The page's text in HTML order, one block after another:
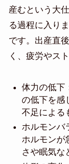
産むという大
る過程に入り
です。出産直
く、疲労やス
体力の低下
の低下を感
不足による
ホルモンバ
ホルモンが
さや眠気な